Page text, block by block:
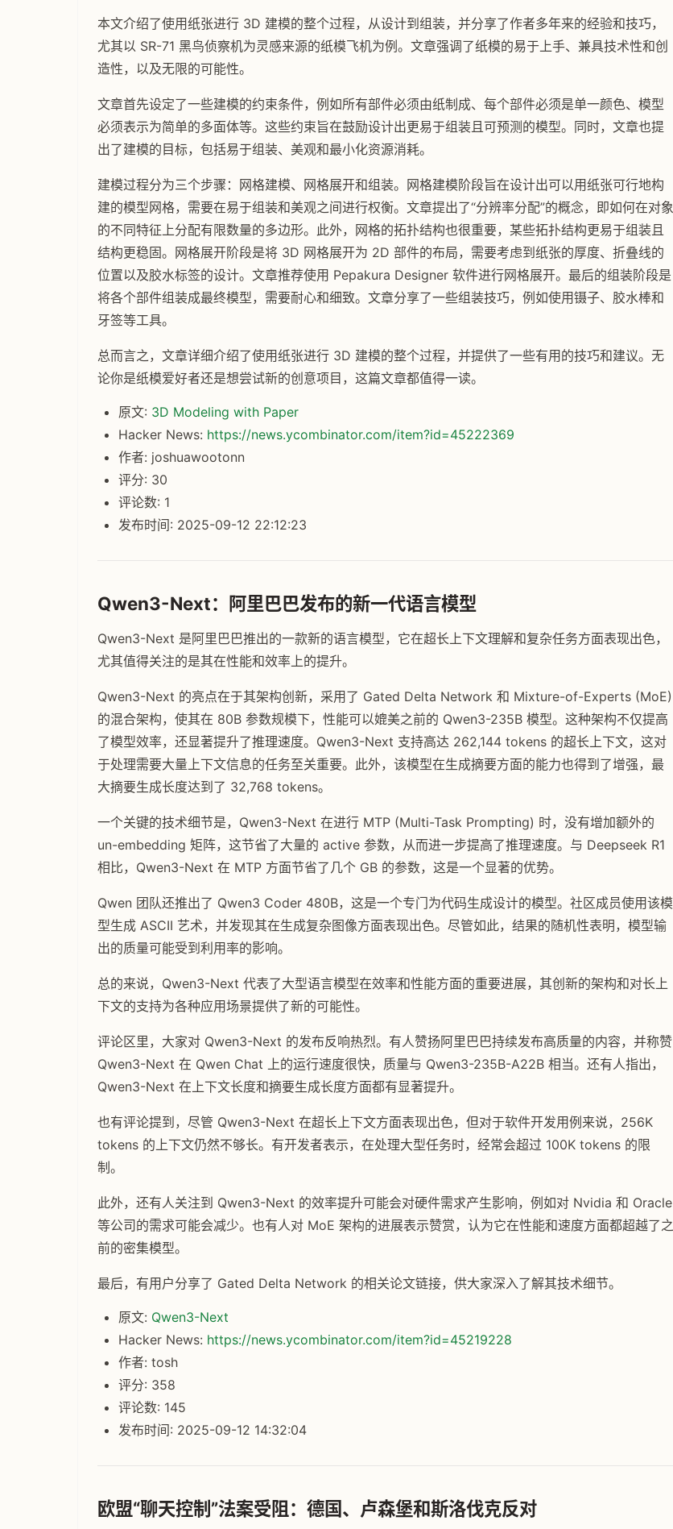
本文介绍了使用纸张进行 3D 建模的整个过程，从设计到组装，并分享了作者多年来的经验和技巧，
尤其以 SR-71 黑鸟侦察机为灵感来源的纸模飞机为例。文章强调了纸模的易于上手、兼具技术性和创
造性，以及无限的可能性。
文章首先设定了一些建模的约束条件，例如所有部件必须由纸制成、每个部件必须是单一颜色、模型
必须表示为简单的多面体等。这些约束旨在鼓励设计出更易于组装且可预测的模型。同时，文章也提
出了建模的目标，包括易于组装、美观和最小化资源消耗。
建模过程分为三个步骤：网格建模、网格展开和组装。网格建模阶段旨在设计出可以用纸张可行地构
建的模型网格，需要在易于组装和美观之间进行权衡。文章提出了“分辨率分配”的概念，即如何在对象
的不同特征上分配有限数量的多边形。此外，网格的拓扑结构也很重要，某些拓扑结构更易于组装且
结构更稳固。网格展开阶段是将 3D 网格展开为 2D 部件的布局，需要考虑到纸张的厚度、折叠线的
位置以及胶水标签的设计。文章推荐使用 Pepakura Designer 软件进行网格展开。最后的组装阶段是
将各个部件组装成最终模型，需要耐心和细致。文章分享了一些组装技巧，例如使用镊子、胶水棒和
牙签等工具。
总而言之，文章详细介绍了使用纸张进行 3D 建模的整个过程，并提供了一些有用的技巧和建议。无
论你是纸模爱好者还是想尝试新的创意项目，这篇文章都值得一读。
原文: 3D Modeling with Paper
Hacker News: https://news.ycombinator.com/item?id=45222369
作者: joshuawootonn
评分: 30
评论数: 1
发布时间: 2025-09-12 22:12:23
Qwen3-Next：阿里巴巴发布的新一代语言模型
Qwen3-Next 是阿里巴巴推出的一款新的语言模型，它在超长上下文理解和复杂任务方面表现出色，
尤其值得关注的是其在性能和效率上的提升。
Qwen3-Next 的亮点在于其架构创新，采用了 Gated Delta Network 和 Mixture-of-Experts (MoE)
的混合架构，使其在 80B 参数规模下，性能可以媲美之前的 Qwen3-235B 模型。这种架构不仅提高
了模型效率，还显著提升了推理速度。Qwen3-Next 支持高达 262,144 tokens 的超长上下文，这对
于处理需要大量上下文信息的任务至关重要。此外，该模型在生成摘要方面的能力也得到了增强，最
大摘要生成长度达到了 32,768 tokens。
一个关键的技术细节是，Qwen3-Next 在进行 MTP (Multi-Task Prompting) 时，没有增加额外的
un-embedding 矩阵，这节省了大量的 active 参数，从而进一步提高了推理速度。与 Deepseek R1
相比，Qwen3-Next 在 MTP 方面节省了几个 GB 的参数，这是一个显著的优势。
Qwen 团队还推出了 Qwen3 Coder 480B，这是一个专门为代码生成设计的模型。社区成员使用该模
型生成 ASCII 艺术，并发现其在生成复杂图像方面表现出色。尽管如此，结果的随机性表明，模型输
出的质量可能受到利用率的影响。
总的来说，Qwen3-Next 代表了大型语言模型在效率和性能方面的重要进展，其创新的架构和对长上
下文的支持为各种应用场景提供了新的可能性。
评论区里，大家对 Qwen3-Next 的发布反响热烈。有人赞扬阿里巴巴持续发布高质量的内容，并称赞
Qwen3-Next 在 Qwen Chat 上的运行速度很快，质量与 Qwen3-235B-A22B 相当。还有人指出，
Qwen3-Next 在上下文长度和摘要生成长度方面都有显著提升。
也有评论提到，尽管 Qwen3-Next 在超长上下文方面表现出色，但对于软件开发用例来说，256K
tokens 的上下文仍然不够长。有开发者表示，在处理大型任务时，经常会超过 100K tokens 的限
制。
此外，还有人关注到 Qwen3-Next 的效率提升可能会对硬件需求产生影响，例如对 Nvidia 和 Oracle
等公司的需求可能会减少。也有人对 MoE 架构的进展表示赞赏，认为它在性能和速度方面都超越了之
前的密集模型。
最后，有用户分享了 Gated Delta Network 的相关论文链接，供大家深入了解其技术细节。
原文: Qwen3-Next
Hacker News: https://news.ycombinator.com/item?id=45219228
作者: tosh
评分: 358
评论数: 145
发布时间: 2025-09-12 14:32:04
欧盟“聊天控制”法案受阻：德国、卢森堡和斯洛伐克反对